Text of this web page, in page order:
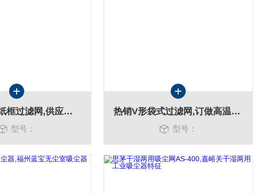
生产折叠式纸框过滤网,供应初效纸框过滤器
型号：
热销V形袋式过滤网,订做高温玻纤袋式过滤网
型号：